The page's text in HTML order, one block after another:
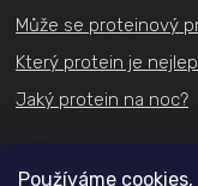
Používáme
Může se proteinový
Který protein je
Jaký protein na noc?
Kontakt